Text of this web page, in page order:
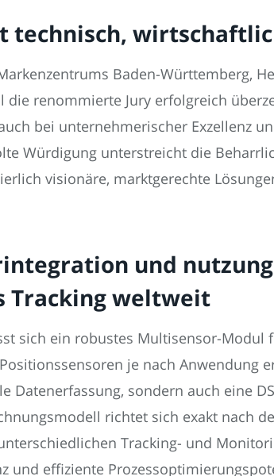
technisch,
Baden-Württemberg,
die renommierte Jury erfolgreich
bei unternehmerischer Exzellenz
Würdigung unterstreicht die
visionäre, marktgerechte
und
Tracking weltweit
sich ein robustes Multisensor-
je nach Anwendung
Datenerfassung, sondern auch eine
richtet sich exakt nach
Tracking- und
und effiziente